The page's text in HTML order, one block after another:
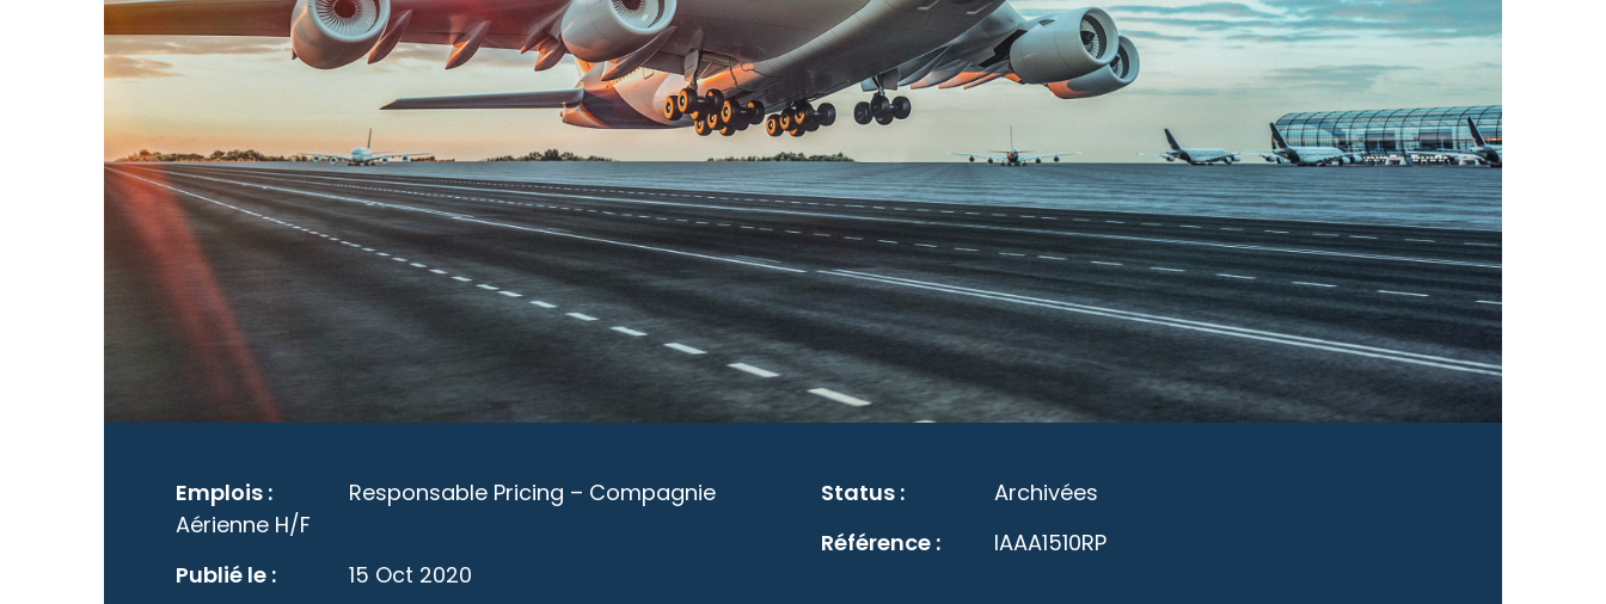
Emplois :
Responsable Pricing – Compagnie
Aérienne H/F
Publié le :
15 Oct 2020
Status :
Archivées
Référence :
IAAA1510RP